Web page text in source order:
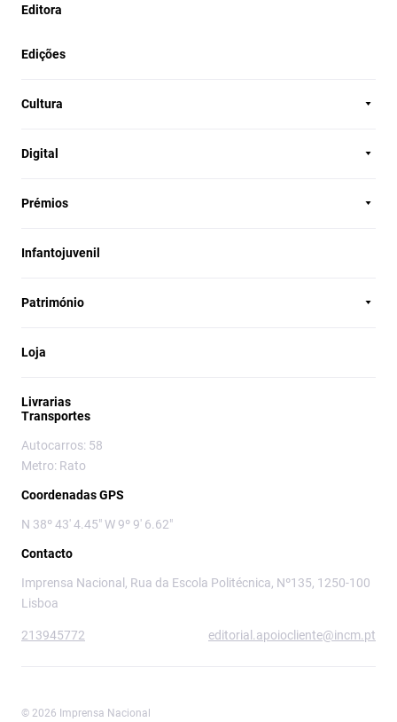
Editora
Edições
Cultura
Digital
Prémios
Infantojuvenil
Património
Loja
Livrarias
Transportes
Autocarros: 58
Metro: Rato
Coordenadas GPS
N 38º 43' 4.45" W 9º 9' 6.62"
Contacto
Imprensa Nacional, Rua da Escola Politécnica, Nº135, 1250-100
Lisboa
213945772 editorial.apoiocliente@incm.pt
© 2026 Imprensa Nacional